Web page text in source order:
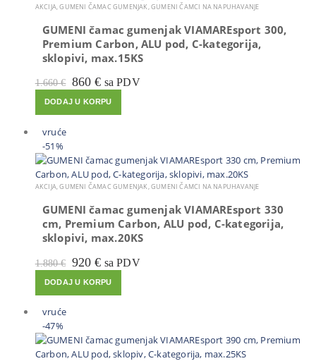
AKCIJA,GUMENI ČAMAC GUMENJAK,GUMENI ČAMCI NA NAPUHAVANJE
GUMENI čamac gumenjak VIAMAREsport 300,
Premium Carbon, ALU pod, C-kategorija,
sklopivi, max.15KS
1.660€ Izvorna
cijena
bila
je:
860 €Trenutna
cijena
je:
860 €.
sa PDV
DODAJ U KORPU
vruće
-51%
AKCIJA,GUMENI ČAMAC GUMENJAK,GUMENI ČAMCI NA NAPUHAVANJE
GUMENI čamac gumenjak VIAMAREsport 330
cm, Premium Carbon, ALU pod, C-kategorija,
sklopivi, max.20KS
1.880€ Izvorna
cijena
bila
je:
920 €Trenutna
cijena
je:
920 €.
sa PDV
DODAJ U KORPU
vruće
-47%